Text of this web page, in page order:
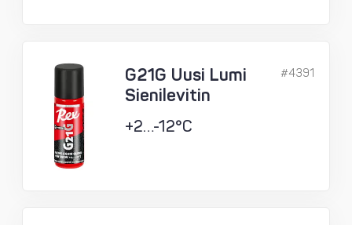
G21G Uusi Lumi
Sienilevitin
+2…-12°C
#4391